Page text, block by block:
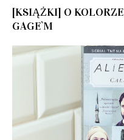
[KSIĄŻKI] O
GAGE`M